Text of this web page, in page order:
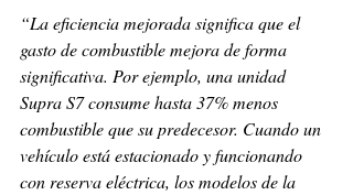
“La eficiencia mejorada significa que el
gasto de combustible mejora de forma
significativa. Por ejemplo, una unidad
Supra S7 consume hasta 37% menos
combustible que su predecesor. Cuando un
vehículo está estacionado y funcionando
con reserva eléctrica, los modelos de la